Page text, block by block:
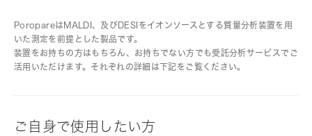
PoropareはMALDI、及びDESIをイオンソースとする質量分析装置を用
いた測定を前提とした製品です。
装置をお持ちの方はもちろん、お持ちでない方でも受託分析サービスでご
活用いただけます。それぞれの詳細は下記をご覧ください。
ご自身で使用したい方